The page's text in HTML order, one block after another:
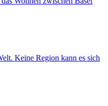
Keine Region kann es sich